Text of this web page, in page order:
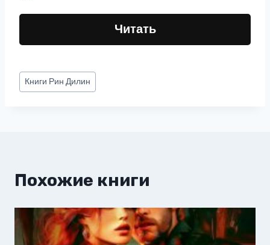
Читать
Метки
записи:
Книги Рин Дилин
Похожие книги